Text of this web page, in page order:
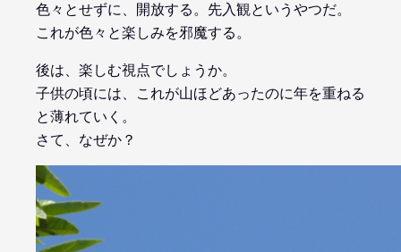
色々とせずに、開放する。先入観というやつだ。
これが色々と楽しみを邪魔する。
後は、楽しむ視点でしょうか。
子供の頃には、これが山ほどあったのに年を重ねる
と薄れていく。
さて、なぜか？